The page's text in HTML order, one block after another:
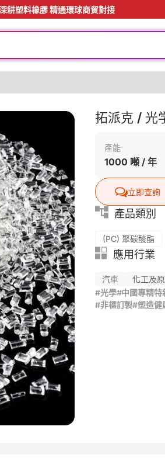
耕塑料橡膠 精通環球商貿對接
拓派克 / 光
產能
1000 噸 / 年
立即查詢
產品類別
(PC) 聚碳酸酯
應用行業
汽車 化工及
#光學#中國專精特
#非標訂製#塑造健